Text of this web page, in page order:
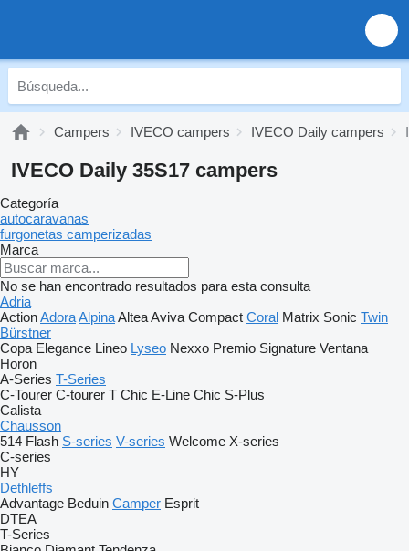
Campers IVECO campers IVECO Daily campers
IVECO Daily 35S17 campers
Categoría
autocaravanas
furgonetas camperizadas
Marca
No se han encontrado resultados para esta consulta
Adria
ActionAdoraAlpinaAlteaAviva Compact Coral Matrix Sonic Twin
Bürstner
Copa Elegance Lineo Lyseo Nexxo Premio Signature Ventana
Horon
A-Series T-Series
C-Tourer C-tourer T Chic E-Line Chic S-Plus
Calista
Chausson
514 Flash S-series V-series Welcome X-series
C-series
HY
Dethleffs
Advantage Beduin Camper Esprit
DTEA
T-Series